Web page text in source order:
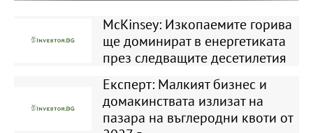
McKinsey: Изкопаемите горива
ще доминират в енергетиката
през следващите десетилетия
Експерт: Малкият бизнес и
домакинствата излизат на
пазара на въглеродни квоти от